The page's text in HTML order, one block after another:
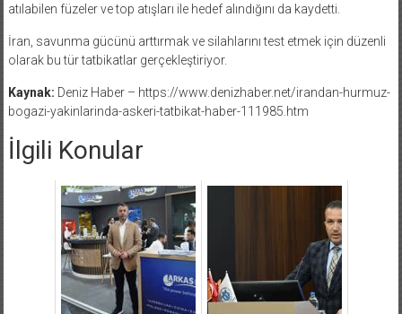
atılabilen füzeler ve top atışları ile hedef alındığını da kaydetti.
İran, savunma gücünü arttırmak ve silahlarını test etmek için düzenli
olarak bu tür tatbikatlar gerçekleştiriyor.
Kaynak: Deniz Haber – https://www.denizhaber.net/irandan-hurmuz-
bogazi-yakinlarinda-askeri-tatbikat-haber-111985.htm
İlgili Konular